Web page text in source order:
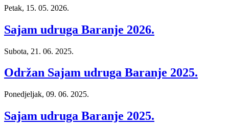
Petak, 15. 05. 2026.
Sajam udruga Baranje 2026.
Subota, 21. 06. 2025.
Održan Sajam udruga Baranje 2025.
Ponedjeljak, 09. 06. 2025.
Sajam udruga Baranje 2025.